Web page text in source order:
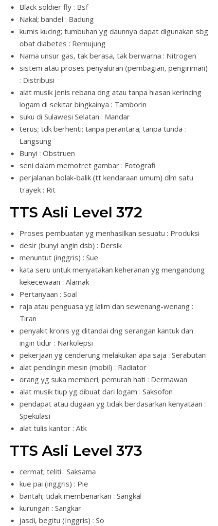
Black soldier fly : Bsf
Nakal; bandel : Badung
kumis kucing; tumbuhan yg daunnya dapat digunakan sbg
obat diabetes : Remujung
Nama unsur gas, tak berasa, tak berwarna : Nitrogen
sistem atau proses penyaluran (pembagian, pengiriman)
: Distribusi
alat musik jenis rebana dng atau tanpa hiasan kerincing
logam di sekitar bingkainya : Tamborin
suku di Sulawesi Selatan : Mandar
terus; tdk berhenti; tanpa perantara; tanpa tunda :
Langsung
Bunyi : Obstruen
seni dalam memotret gambar : Fotografi
perjalanan bolak-balik (tt kendaraan umum) dlm satu
trayek : Rit
TTS Asli Level 372
Proses pembuatan yg menhasilkan sesuatu : Produksi
desir (bunyi angin dsb) : Dersik
menuntut (inggris) : Sue
kata seru untuk menyatakan keheranan yg mengandung
kekecewaan : Alamak
Pertanyaan : Soal
raja atau penguasa yg lalim dan sewenang-wenang :
Tiran
penyakit kronis yg ditandai dng serangan kantuk dan
ingin tidur : Narkolepsi
pekerjaan yg cenderung melakukan apa saja : Serabutan
alat pendingin mesin (mobil) : Radiator
orang yg suka memberi; pemurah hati : Dermawan
alat musik tiup yg dibuat dari logam : Saksofon
pendapat atau dugaan yg tidak berdasarkan kenyataan :
Spekulasi
alat tulis kantor : Atk
TTS Asli Level 373
cermat; teliti : Saksama
kue pai (inggris) : Pie
bantah; tidak membenarkan : Sangkal
kurungan : Sangkar
jasdi, begitu (Inggris) : So